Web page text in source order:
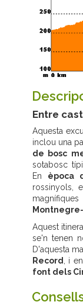
Entre
Aquesta
inclou una
de bosc
sotabosc
En època
rossinyols,
magnífiques
Aquest
se'n tenen
D'aquesta
Record
, i
font dels